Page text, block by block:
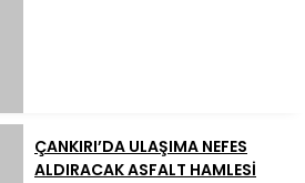
ÇANKIRI’DA ULAŞIMA NEFES
ALDIRACAK ASFALT HAMLESİ